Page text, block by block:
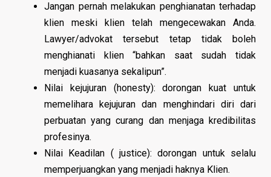
Jangan pernah melakukan penghianatan terhadap
klien meski klien telah mengecewakan Anda.
Lawyer/advokat tersebut tetap tidak boleh
menghianati klien “bahkan saat sudah tidak
menjadi kuasanya sekalipun”.
Nilai kejujuran (honesty): dorongan kuat untuk
memelihara kejujuran dan menghindari diri dari
perbuatan yang curang dan menjaga kredibilitas
profesinya.
Nilai Keadilan ( justice): dorongan untuk selalu
memperjuangkan yang menjadi haknya Klien.